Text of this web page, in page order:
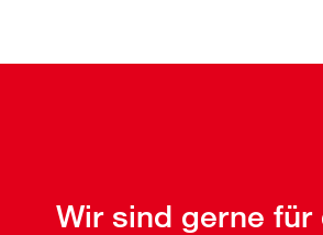
Wir sind gerne für